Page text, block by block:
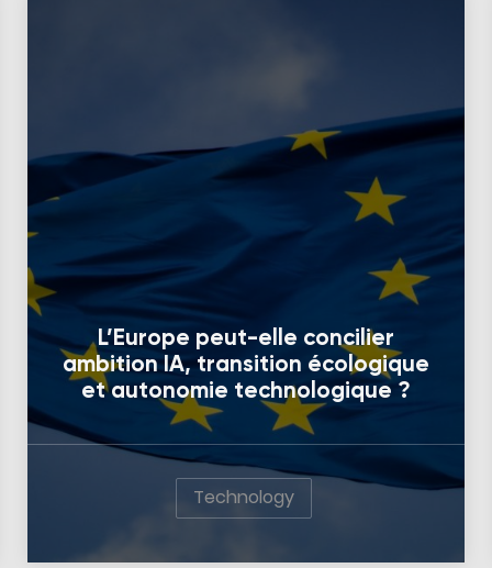
L’Europe peut-elle concilier
ambition IA, transition écologique
et autonomie technologique ?
Technology